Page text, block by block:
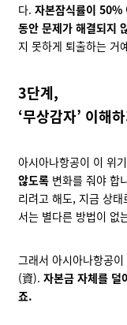
다. 자본잠식률이 50%
동안 문제가 해결되지
지 못하게 퇴출하는 거
3단계,
‘무상감자’ 이해
아시아나항공이 이 위
않도록 변화를 줘야 합
리려고 해도, 지금 상
서는 별다른 방법이 없
그래서 아시아나항공
(資). 자본금 자체를 덜
죠.